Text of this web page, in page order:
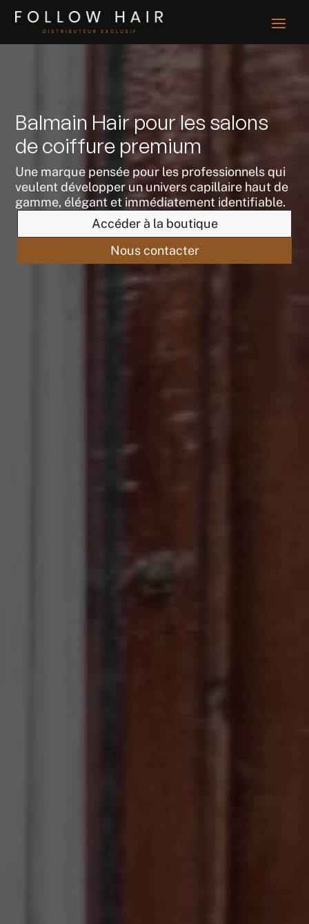
Balmain Hair pour les salons
de coiffure premium
Une marque pensée pour les professionnels qui
veulent développer un univers capillaire haut de
gamme, élégant et immédiatement identifiable.
Accéder à la boutique
Nous contacter